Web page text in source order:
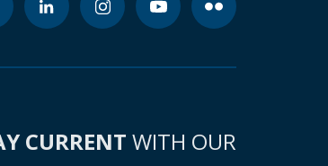
CURRENT WITH OUR